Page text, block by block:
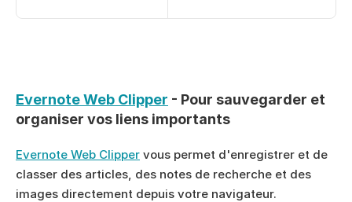
Evernote Web Clipper - Pour sauvegarder et
organiser vos liens importants
Evernote Web Clipper vous permet d'enregistrer et de
classer des articles, des notes de recherche et des
images directement depuis votre navigateur.